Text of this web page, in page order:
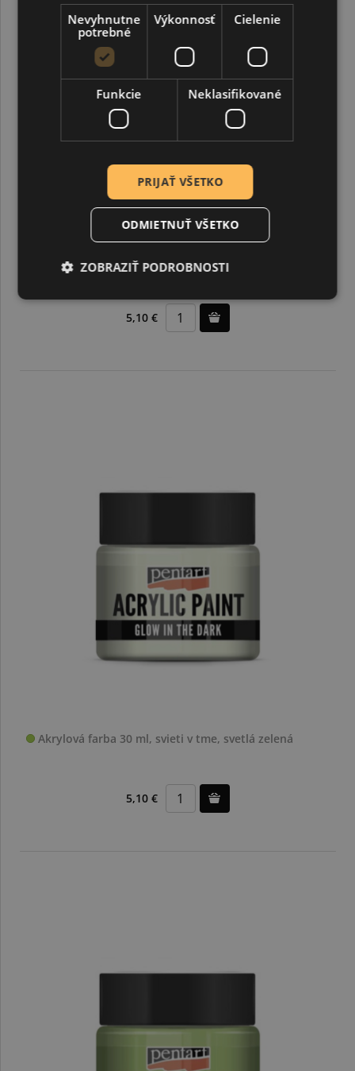
Akrylová farba 30 ml, svieti v tme, svetlá modrá
5,10 €
Akrylová farba 30 ml, svieti v tme, svetlá zelená
5,10 €
Nevyhnutne
potrebné
Výkonnosť Cielenie
Funkcie Neklasifikované
PRIJAŤ VŠETKO
ODMIETNUŤ VŠETKO
ZOBRAZIŤ PODROBNOSTI